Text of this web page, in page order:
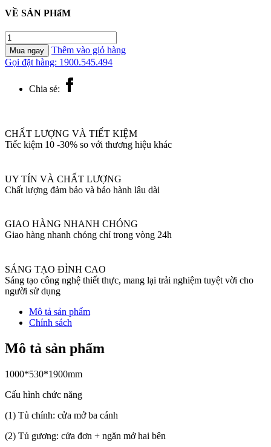
VỀ SẢN PHẩM
A2482-
76ZA
Tủ
chậu
tường
Mua ngay
Thêm vào giỏ hàng
Gọi đặt hàng: 1900.545.494
Chia sẻ:
CHẤT LƯỢNG VÀ TIẾT KIỆM
Tiếc kiệm 10 -30% so với thương hiệu khác
UY TÍN VÀ CHẤT LƯỢNG
Chất lượng đảm bảo và bảo hành lâu dài
GIAO HÀNG NHANH CHÓNG
Giao hàng nhanh chóng chỉ trong vòng 24h
SÁNG TẠO ĐỈNH CAO
Sáng tạo công nghệ thiết thực, mang lại trải nghiệm tuyệt vời cho
người sử dụng
Mô tả sản phẩm
Chính sách
Mô tả sản phẩm
1000*530*1900mm
Cấu hình chức năng
(1) Tủ chính: cửa mở ba cánh
(2) Tủ gương: cửa đơn + ngăn mở hai bên